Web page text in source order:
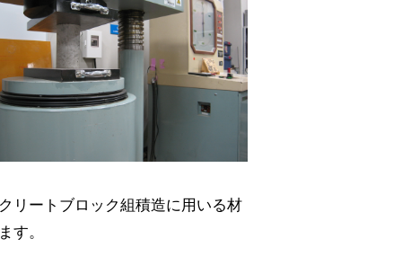
リートブロック組積造に用いる材
す。